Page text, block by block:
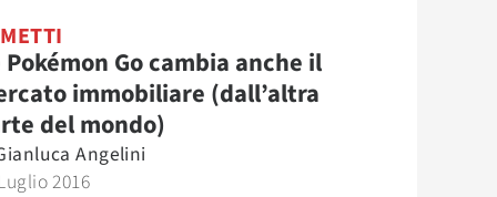
Pokémon Go cambia anche il
immobiliare (dall’altra
del mondo)
Angelini
2016